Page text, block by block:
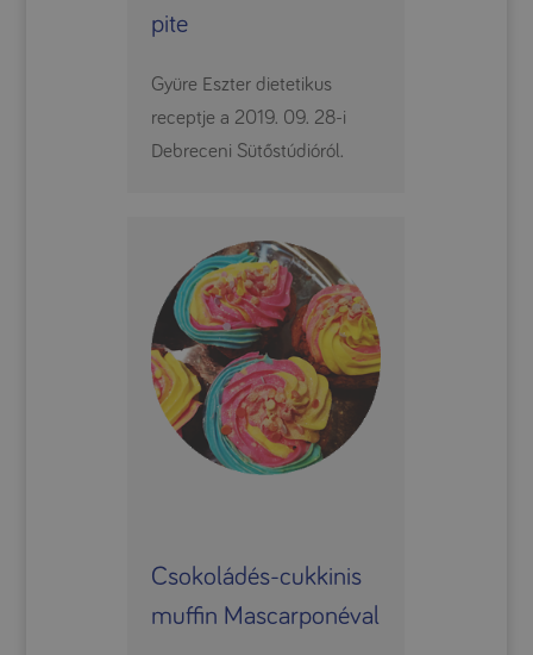
pite
Gyüre Eszter dietetikus
receptje a 2019. 09. 28-i
Debreceni Sütőstúdióról.
Csokoládés-cukkinis
muffin Mascarponéval